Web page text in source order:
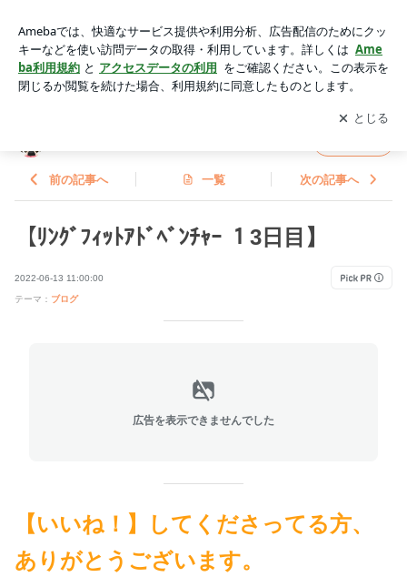
アプリをダウンロードして ブログの更新通知
を受け取りまし
ょう。
開く
前の記事へ 一覧 次の記事へ
【ﾘﾝｸﾞﾌｨｯﾄｱﾄﾞﾍﾞﾝﾁｬｰ １3日目】
2022-06-13 11:00:00
テーマ： ブログ
広告を表示できませんでした
【いいね！】してくださってる方、
ありがとうございます。